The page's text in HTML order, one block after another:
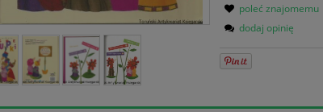
poleć znajomemu
dodaj opinię